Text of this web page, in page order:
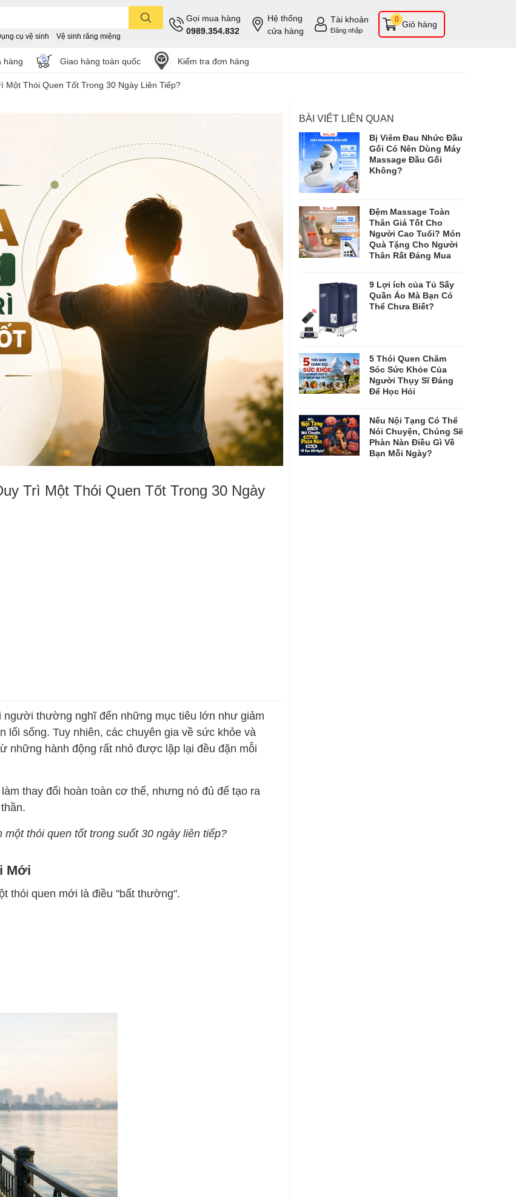
cụ vệ sinh Vệ sinh răng miệng
Gọi mua hàng
0989.354.832
Hệ thống
cửa hàng
Tài khoản
Đăng nhập
Giỏ hàng
0
hàng Giao hàng toàn quốc Kiểm tra đơn hàng
Thói Quen Tốt Trong 30 Ngày Liên Tiếp?
Trì Một Thói Quen Tốt Trong 30 Ngày
thường nghĩ đến những mục tiêu lớn như giảm
sống. Tuy nhiên, các chuyên gia về sức khỏe và
những hành động rất nhỏ được lặp lại đều đặn mỗi
thay đổi hoàn toàn cơ thể, nhưng nó đủ để tạo ra
thói quen tốt trong suốt 30 ngày liên tiếp?
Mới
thói quen mới là điều "bất thường".
BÀI VIẾT LIÊN QUAN
Bị Viêm Đau Nhức Đầu
Gối Có Nên Dùng Máy
Massage Đầu Gối
Không?
Đệm Massage Toàn
Thân Giá Tốt Cho
Người Cao Tuổi? Món
Quà Tặng Cho Người
Thân Rất Đáng Mua
9 Lợi ích của Tủ Sấy
Quần Áo Mà Bạn Có
Thể Chưa Biết?
5 Thói Quen Chăm
Sóc Sức Khỏe Của
Người Thụy Sĩ Đáng
Để Học Hỏi
Nếu Nội Tạng Có Thể
Nói Chuyện, Chúng Sẽ
Phàn Nàn Điều Gì Về
Bạn Mỗi Ngày?